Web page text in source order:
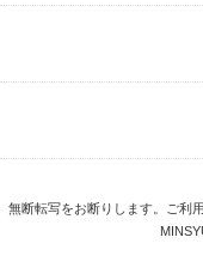
無断転写をお断りします。ご利